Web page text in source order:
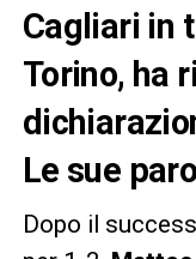
Cagliari in
Torino, ha
Le sue
Dopo il